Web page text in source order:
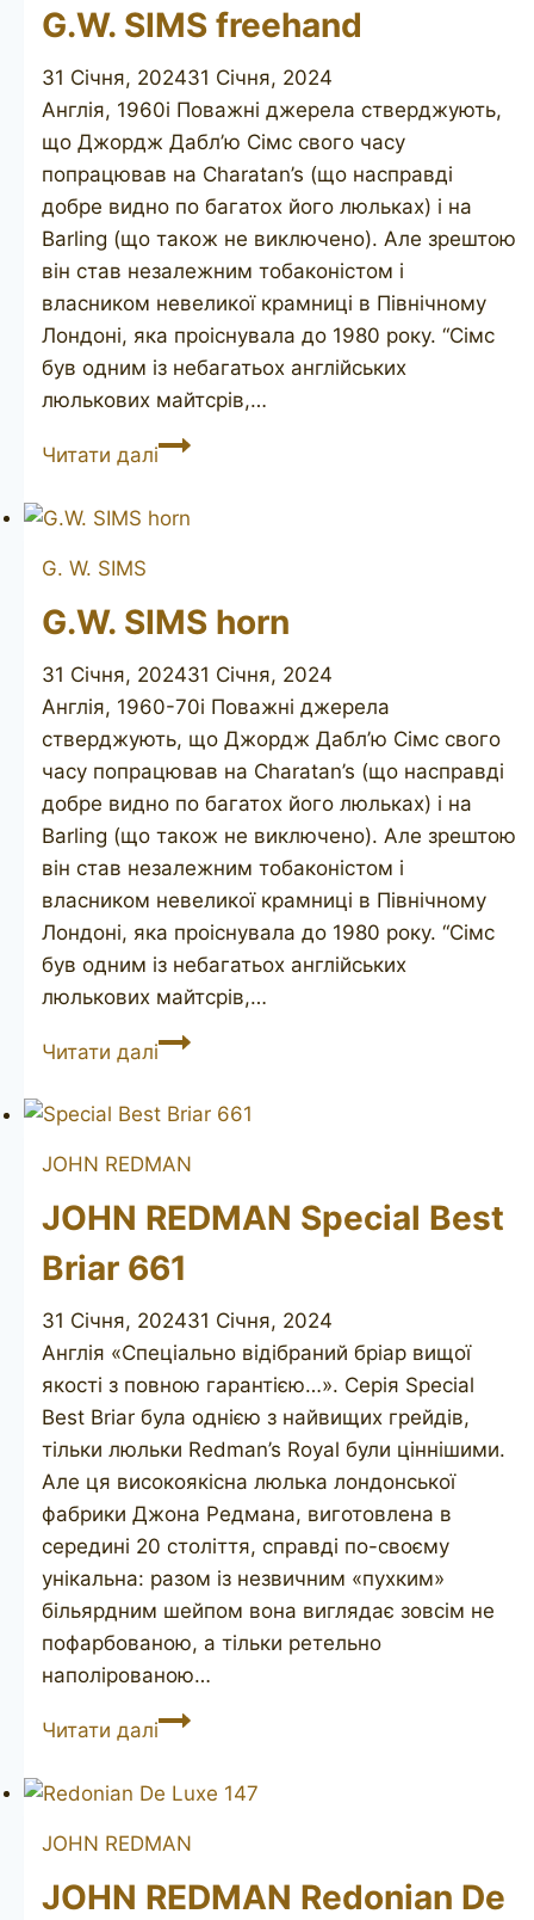
G.W. SIMS freehand
31 Січня, 202431 Січня, 2024
Англія, 1960і Поважні джерела стверджують,
що Джордж Дабл’ю Сімс свого часу
попрацював на Charatan’s (що насправді
добре видно по багатох його люльках) і на
Barling (що також не виключено). Але зрештою
він став незалежним тобаконістом і
власником невеликої крамниці в Північному
Лондоні, яка проіснувала до 1980 року. “Сімс
був одним із небагатьох англійських
люлькових майтсрів,…
Читати даліG.W.
G. W. SIMS
G.W. SIMS horn
31 Січня, 202431 Січня, 2024
Англія, 1960-70і Поважні джерела
стверджують, що Джордж Дабл’ю Сімс свого
часу попрацював на Charatan’s (що насправді
добре видно по багатох його люльках) і на
Barling (що також не виключено). Але зрештою
він став незалежним тобаконістом і
власником невеликої крамниці в Північному
Лондоні, яка проіснувала до 1980 року. “Сімс
був одним із небагатьох англійських
люлькових майтсрів,…
Читати даліG.W.
horn
JOHN REDMAN
JOHN REDMAN Special Best
Briar 661
31 Січня, 202431 Січня, 2024
Англія «Спеціально відібраний бріар вищої
якості з повною гарантією…». Серія Special
Best Briar була однією з найвищих грейдів,
тільки люльки Redman’s Royal були ціннішими.
Але ця високоякісна люлька лондонської
фабрики Джона Редмана, виготовлена в
середині 20 століття, справді по-своєму
унікальна: разом із незвичним «пухким»
більярдним шейпом вона виглядає зовсім не
пофарбованою, а тільки ретельно
наполірованою…
Читати даліJOHN
Special
Briar
661
JOHN REDMAN
JOHN REDMAN Redonian De